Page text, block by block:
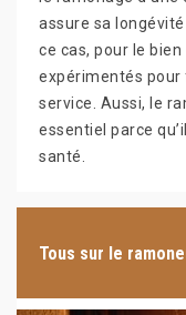
assure sa
ce cas, pour le
expérimentés pour
service. Aussi, le
essentiel parce
santé.
Tous sur le